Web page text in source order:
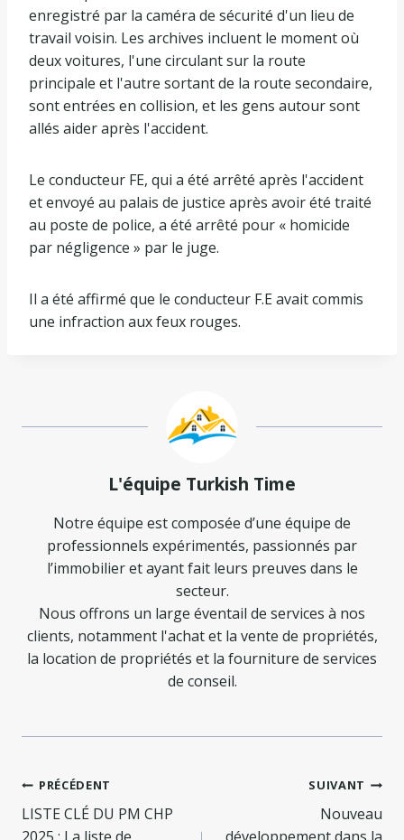
enregistré par la caméra de sécurité d'un lieu de
travail voisin. Les archives incluent le moment où
deux voitures, l'une circulant sur la route
principale et l'autre sortant de la route secondaire,
sont entrées en collision, et les gens autour sont
allés aider après l'accident.
Le conducteur FE, qui a été arrêté après l'accident
et envoyé au palais de justice après avoir été traité
au poste de police, a été arrêté pour « homicide
par négligence » par le juge.
Il a été affirmé que le conducteur F.E avait commis
une infraction aux feux rouges.
L'équipe Turkish Time
Notre équipe est composée d’une équipe de
professionnels expérimentés, passionnés par
l’immobilier et ayant fait leurs preuves dans le
secteur.
Nous offrons un large éventail de services à nos
clients, notamment l'achat et la vente de propriétés,
la location de propriétés et la fourniture de services
de conseil.
Navigation
de
PRÉCÉDENT
LISTE CLÉ DU PM CHP
SUIVANT
Nouveau